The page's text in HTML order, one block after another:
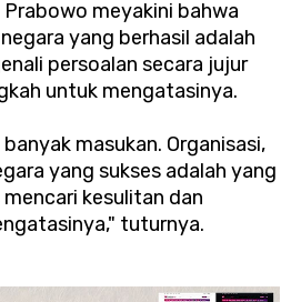
meyakini bahwa
yang berhasil adalah
persoalan secara jujur
untuk mengatasinya.
masukan. Organisasi,
yang sukses adalah yang
kesulitan dan
tuturnya.